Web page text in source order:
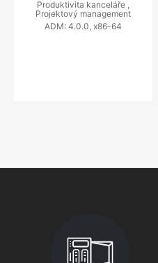
Produktivita kanceláře ,
Projektový management
ADM: 4.0.0, x86-64